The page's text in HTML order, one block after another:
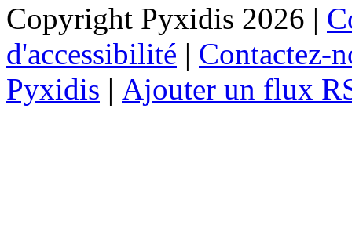
Copyright Pyxidis 2026 |
d'accessibilité | Contactez-
Pyxidis | Ajouter un flux